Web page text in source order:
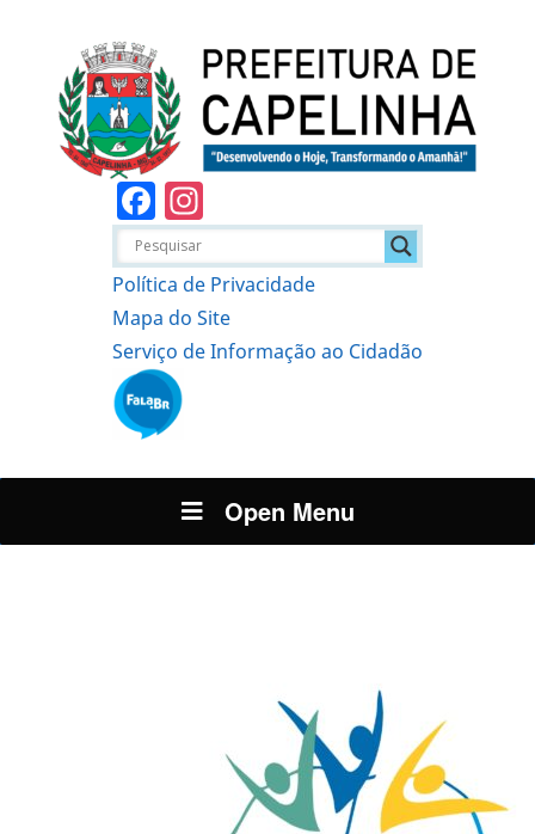
Facebook
Política de Privacidade
Mapa do Site
Serviço de Informação ao Cidadão
Open Menu